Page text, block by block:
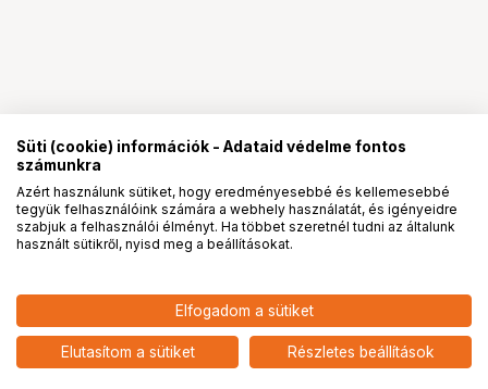
Insta360 X3 alap levehető
lencsevédők
add
PROpartnerségek
Süti (cookie) információk - Adataid védelme fontos
számunkra
Azért használunk sütiket, hogy eredményesebbé és kellemesebbé
tegyük felhasználóink számára a webhely használatát, és igényeidre
szabjuk a felhasználói élményt. Ha többet szeretnél tudni az általunk
használt sütikről, nyisd meg a beállításokat.
Elfogadom a sütiket
Elutasítom a sütiket Részletes beállítások